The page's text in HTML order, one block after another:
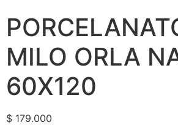
MILO ORLA
60X120
$ 179.000